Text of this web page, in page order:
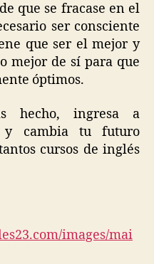
que se fracase en el
ser consciente
que ser el mejor y
mejor de sí para que
óptimos.
hecho, ingresa a
y cambia tu futuro
cursos de inglés
images/mai